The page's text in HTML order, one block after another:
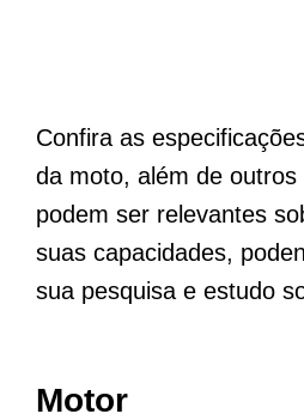
Confira as
da moto, além de
podem ser relevantes
suas capacidades,
sua pesquisa e estudo
Motor